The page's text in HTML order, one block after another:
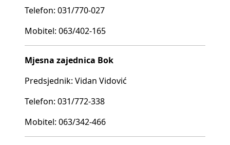
Telefon: 031/770-027
Mobitel: 063/402-165
Mjesna zajednica Bok
Predsjednik: Vidan Vidović
Telefon: 031/772-338
Mobitel: 063/342-466